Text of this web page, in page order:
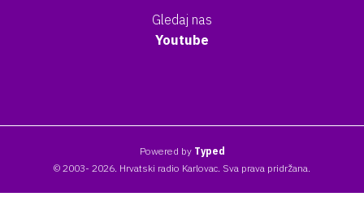
Gledaj nas
Youtube
Powered by Typed
© 2003- 2026. Hrvatski radio Karlovac. Sva prava pridržana.